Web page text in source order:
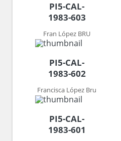
PI5-CAL-
1983-603
Fran López BRU
PI5-CAL-
1983-602
Francisca López Bru
PI5-CAL-
1983-601